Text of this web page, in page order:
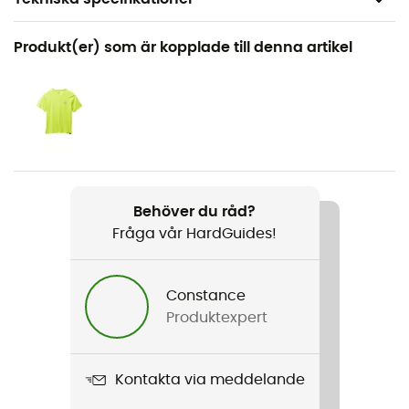
Rekommenderad för
Klättring / Resa / Yoga / Den dagliga
Produktnamn
Produkt(er) som är kopplade till denna artikel
Behöver du råd?
Fråga vår HardGuides!
Constance
Produktexpert
Kontakta via meddelande